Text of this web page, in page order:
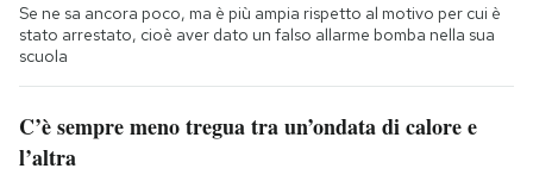
Se ne sa ancora poco, ma è più ampia rispetto al motivo per cui è
stato arrestato, cioè aver dato un falso allarme bomba nella sua
scuola
C’è sempre meno tregua tra un’ondata di calore e
l’altra